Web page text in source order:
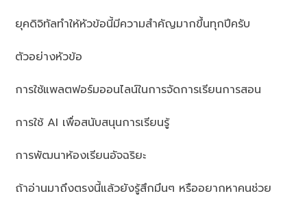
ยุคดิจิทัลทำให้หัวข้อนี้มีความสำคัญมากขึ้นทุกปีครับ
ตัวอย่างหัวข้อ
การใช้แพลตฟอร์มออนไลน์ในการจัดการเรียนการสอน
การใช้ AI เพื่อสนับสนุนการเรียนรู้
การพัฒนาห้องเรียนอัจฉริยะ
ถ้าอ่านมาถึงตรงนี้แล้วยังรู้สึกมึนๆ หรืออยากหาคนช่วย